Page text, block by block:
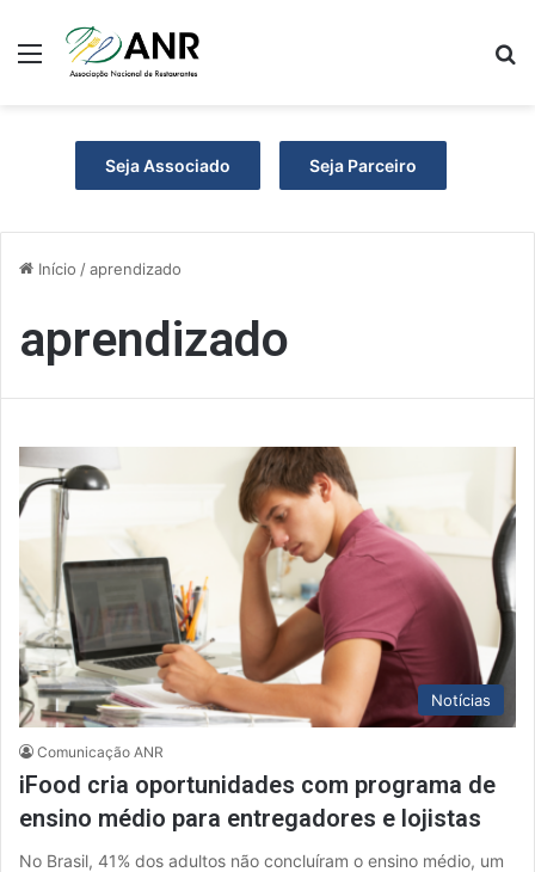
Menu
Seja Associado Seja Parceiro
Início /aprendizado
aprendizado
Notícias
Comunicação ANR
iFood cria oportunidades com programa de
ensino médio para entregadores e lojistas
No Brasil, 41% dos adultos não concluíram o ensino médio, um